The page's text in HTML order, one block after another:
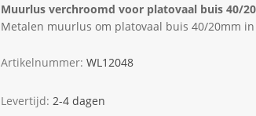
Muurlus verchroomd voor platovaal buis 40/
Metalen muurlus om platovaal buis 40/20mm
Artikelnummer: WL12048
Levertijd: 2-4 dagen